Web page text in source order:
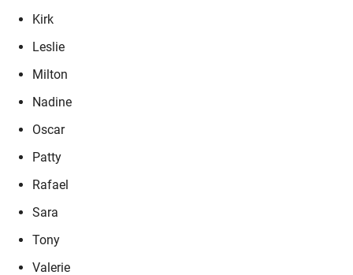
Kirk
Leslie
Milton
Nadine
Oscar
Patty
Rafael
Sara
Tony
Valerie